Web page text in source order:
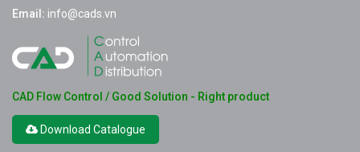
Email: info@cads.vn
CAD Flow Control / Good Solution - Right product
Download Catalogue